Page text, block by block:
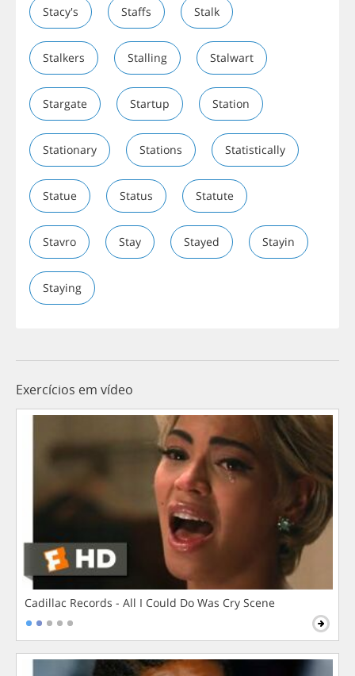
Stacy's Staffs Stalk
Stalkers Stalling Stalwart
Stargate Startup Station
Stationary Stations Statistically
Statue Status Statute
Stavro Stay Stayed Stayin
Staying
Exercícios em vídeo
Cadillac Records - All I Could Do Was Cry Scene